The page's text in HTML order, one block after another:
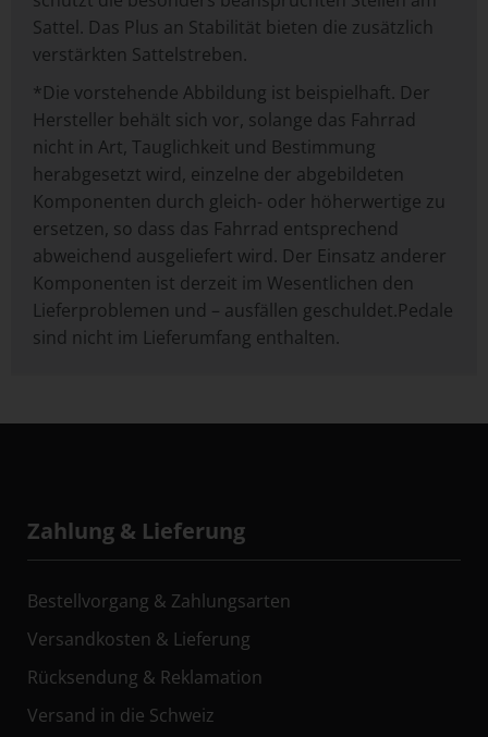
Sattel. Das Plus an Stabilität bieten die zusätzlich
verstärkten Sattelstreben.
*Die vorstehende Abbildung ist beispielhaft. Der
Hersteller behält sich vor, solange das Fahrrad
nicht in Art, Tauglichkeit und Bestimmung
herabgesetzt wird, einzelne der abgebildeten
Komponenten durch gleich- oder höherwertige zu
ersetzen, so dass das Fahrrad entsprechend
abweichend ausgeliefert wird. Der Einsatz anderer
Komponenten ist derzeit im Wesentlichen den
Lieferproblemen und – ausfällen geschuldet.Pedale
sind nicht im Lieferumfang enthalten.
Zahlung & Lieferung
Bestellvorgang & Zahlungsarten
Versandkosten & Lieferung
Rücksendung & Reklamation
Versand in die Schweiz